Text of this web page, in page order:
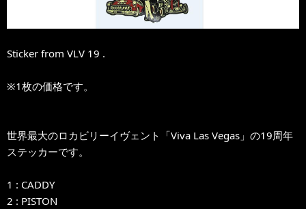
Sticker from VLV 19 .
※1枚の価格です。
世界最大のロカビリーイヴェント「Viva Las Vegas」の19周年
ステッカーです。
1 : CADDY
2 : PISTON